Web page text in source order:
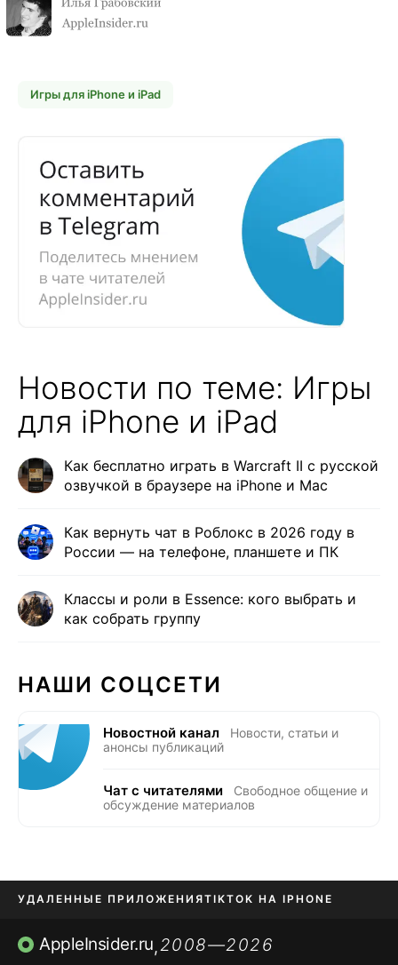
Игры для iPhone и iPad
Новости по теме: Игры
для iPhone и iPad
Как бесплатно играть в Warcraft II с русской
озвучкой в браузере на iPhone и Mac
Как вернуть чат в Роблокс в 2026 году в
России — на телефоне, планшете и ПК
Классы и роли в Essence: кого выбрать и
как собрать группу
НАШИ СОЦСЕТИ
Новостной канал
Новости, статьи и
анонсы публикаций
Чат с читателями
Свободное общение и
обсуждение материалов
УДАЛЕННЫЕ ПРИЛОЖЕНИЯTIKTOK НА IPHONE
ПРИЛОЖЕНИЯ БЕЗ APP STORE
AppleInsider.ru,2008—2026